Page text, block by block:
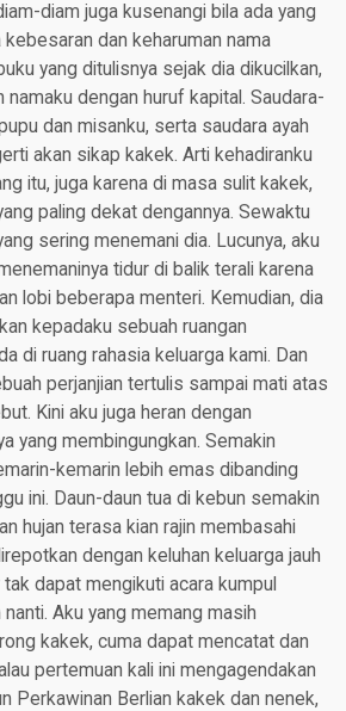
diam juga kusenangi bila ada yang
dan keharuman nama
yang ditulisnya sejak dia dikucilkan,
dengan huruf kapital. Saudara-
dan misanku, serta saudara ayah
akan sikap kakek. Arti kehadiranku
itu, juga karena di masa sulit kakek,
paling dekat dengannya. Sewaktu
sering menemani dia. Lucunya, aku
tidur di balik terali karena
lobi beberapa menteri. Kemudian, dia
kepadaku sebuah ruangan
di ruang rahasia keluarga kami. Dan
perjanjian tertulis sampai mati atas
Kini aku juga heran dengan
yang membingungkan. Semakin
kemarin lebih emas dibanding
ini. Daun-daun tua di kebun semakin
hujan terasa kian rajin membasahi
dengan keluhan keluarga jauh
dapat mengikuti acara kumpul
Aku yang memang masih
kakek, cuma dapat mencatat dan
pertemuan kali ini mengagendakan
Perkawinan Berlian kakek dan nenek,